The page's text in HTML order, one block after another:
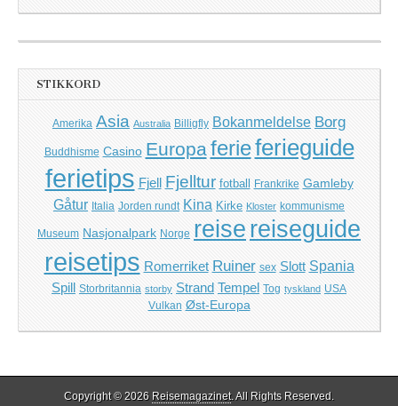
STIKKORD
Amerika Asia Australia Billigfly Bokanmeldelse Borg
Buddhisme Casino Europaferieferieguide
ferietips Fjell Fjelltur fotball Frankrike Gamleby
Gåtur Italia Jorden rundt Kina Kirke Kloster kommunisme
Museum Nasjonalpark Norge reise reiseguide
reisetips Romerriket Ruiner sex Slott Spania
Spill Storbritannia storby Strand Tempel Tog tyskland USA
Vulkan Øst-Europa
Copyright © 2026 Reisemagazinet. All Rights Reserved.